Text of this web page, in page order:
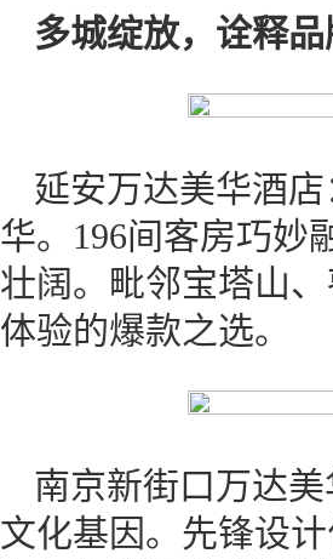
多城绽放，诠释
延安万达美华酒
华。196间客房巧妙
壮阔。毗邻宝塔山
体验的爆款之选。
南京新街口万达
文化基因。先锋设